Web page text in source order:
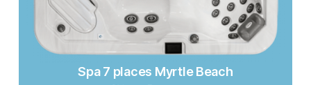
Spa 7 places Myrtle Beach